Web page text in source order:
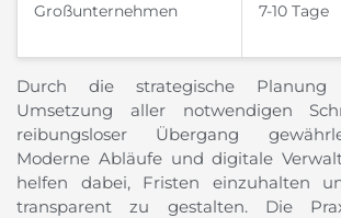
Großunternehmen 7-10 Tage
Durch die strategische
Umsetzung aller notwendigen
reibungsloser Übergang
Moderne Abläufe und digitale
helfen dabei, Fristen einzuhalten
transparent zu gestalten. Die